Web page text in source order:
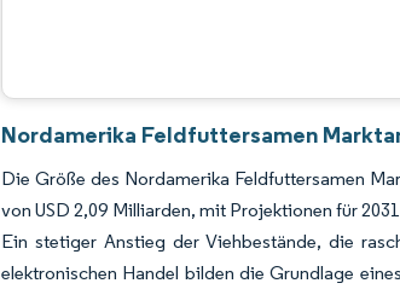
Nordamerika Feldfuttersamen
Die Größe des Nordamerika Feldfuttersamen
von USD 2,09 Milliarden, mit Projektionen für
Ein stetiger Anstieg der Viehbestände, die
elektronischen Handel bilden die Grundlage